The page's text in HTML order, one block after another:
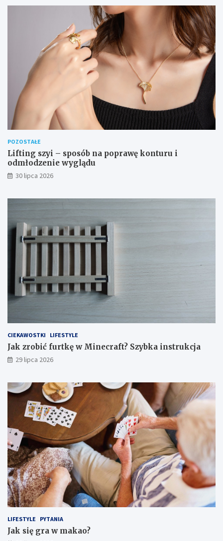
POZOSTAŁE
Lifting szyi – sposób na poprawę konturu i
odmłodzenie wyglądu
30 lipca 2026
CIEKAWOSTKI LIFESTYLE
Jak zrobić furtkę w Minecraft? Szybka instrukcja
29 lipca 2026
LIFESTYLE PYTANIA
Jak się gra w makao?